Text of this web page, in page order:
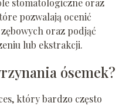
stomatologiczne oraz
pozwalają ocenić
oraz podjąć
lub ekstrakcji.
ósemek?
który bardzo często